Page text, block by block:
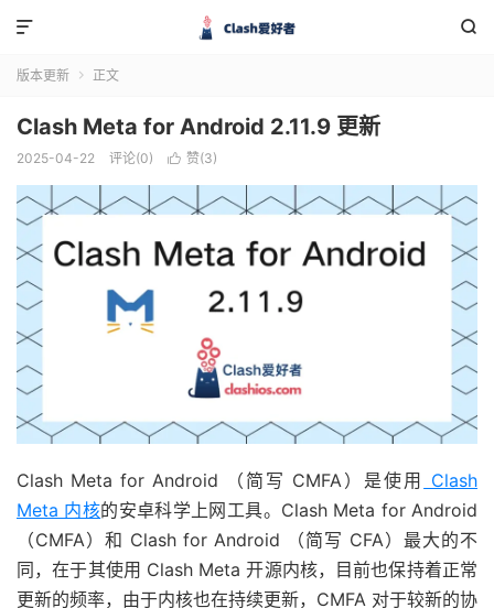


版本更新  正文
Clash Meta for Android 2.11.9 更新
2025-04-22 评论(0)  赞(3)
Clash Meta for Android （简写 CMFA）是使用
Clash
Meta 内核的安卓科学上网工具。Clash Meta for Android
（CMFA）和 Clash for Android （简写 CFA）最大的不
同，在于其使用 Clash Meta 开源内核，目前也保持着正常
更新的频率，由于内核也在持续更新，CMFA 对于较新的协